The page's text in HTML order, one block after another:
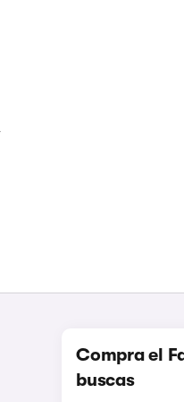
Compra el
buscas